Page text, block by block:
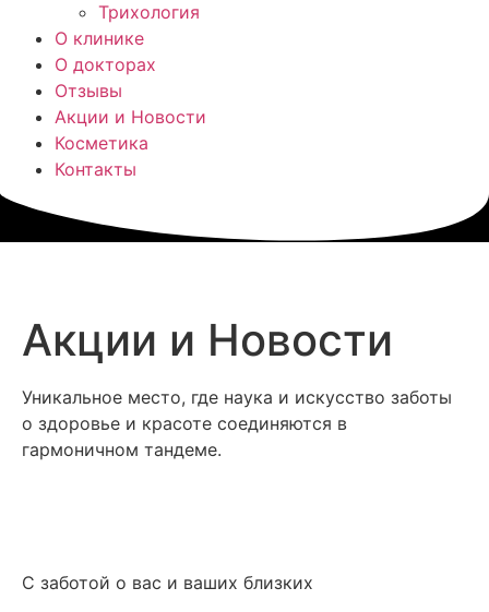
Трихология
О клинике
О докторах
Отзывы
Акции и Новости
Косметика
Контакты
Акции и Новости
Уникальное место, где наука и искусство заботы
о здоровье и красоте соединяются в
гармоничном тандеме.
С заботой о вас и ваших близких